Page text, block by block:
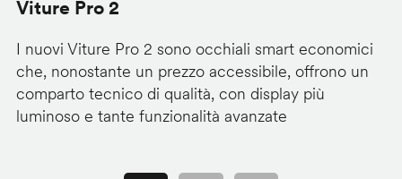
Viture Pro 2
I nuovi Viture Pro 2 sono occhiali smart economici
che, nonostante un prezzo accessibile, offrono un
comparto tecnico di qualità, con display più
luminoso e tante funzionalità avanzate